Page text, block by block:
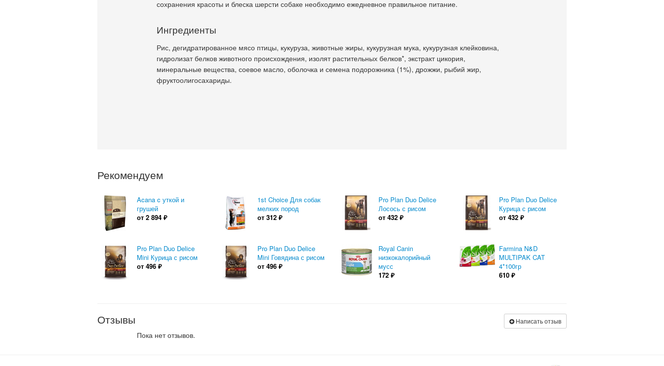
сохранения красоты и блеска шерсти собаке необходимо ежедневное правильное питание.
Ингредиенты
Рис, дегидратированное мясо птицы, кукуруза, животные жиры, кукурузная мука, кукурузная клейковина,
гидролизат белков животного происхождения, изолят растительных белков*, экстракт цикория,
минеральные вещества, соевое масло, оболочка и семена подорожника (1%), дрожжи, рыбий жир,
фруктоолигосахариды.
Рекомендуем
Acana c уткой и
грушей
от 2 894 ₽
1st Choice Для собак
мелких пород
от312 ₽
Pro Plan Duo Delice
Лосось с рисом
от 432 ₽
Pro Plan Duo Delice
Курица с рисом
от 432 ₽
Pro Plan Duo Delice
Mini Курица с рисом
от 496 ₽
Pro Plan Duo Delice
Mini Говядина с рисом
от496 ₽
Royal Canin
низкокалорийный
мусс
172 ₽
Farmina N&D
MULTIPAK CAT
4*100гр
610 ₽
Написать отзыв
Отзывы
Пока нет отзывов.